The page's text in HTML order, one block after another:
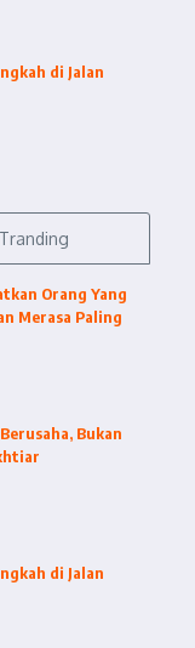
di Jalan
Tranding
Orang Yang
Merasa Paling
Bukan
di Jalan